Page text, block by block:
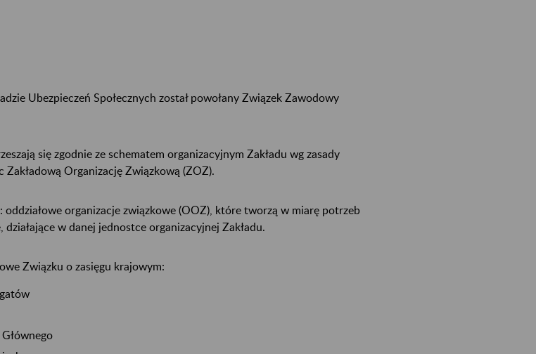
Ubezpieczeń Społecznych został powołany Związek Zawodowy
się zgodnie ze schematem organizacyjnym Zakładu wg zasady
Organizację Związkową (ZOZ).
oddziałowe organizacje związkowe (OOZ), które tworzą w miarę potrzeb
działające w danej jednostce organizacyjnej Zakładu.
Związku o zasięgu krajowym: